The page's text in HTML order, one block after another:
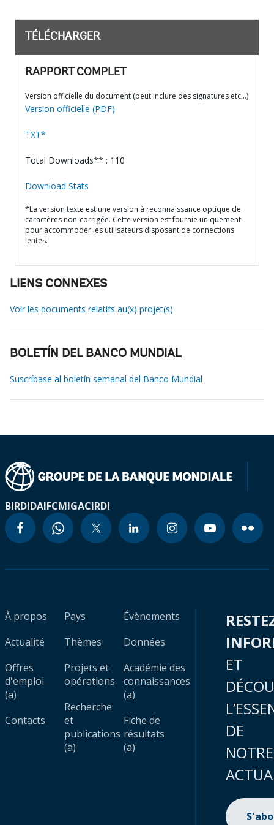
TÉLÉCHARGER
RAPPORT COMPLET
Version officielle du document (peut inclure des signatures etc…)
Version officielle (PDF)
TXT*
Total Downloads** : 110
Download Stats
*La version texte est une version à reconnaissance optique de
caractères non-corrigée. Cette version est fournie uniquement
pour accommoder les utilisateurs disposant de connections
lentes.
LIENS CONNEXES
Voir les documents relatifs au(x) projet(s)
BOLETÍN DEL BANCO MUNDIAL
Suscríbase al boletín semanal del Banco Mundial
BIRDIDAIFCMIGACIRDI
À propos
Actualité
Offres
d'emploi
(a)
Contacts
Pays
Thèmes
Projets et
opérations
Recherche
et
publications
(a)
Évènements
Données
Académie des
connaissances
(a)
Fiche de
résultats
(a)
ET
DE
NOTRE